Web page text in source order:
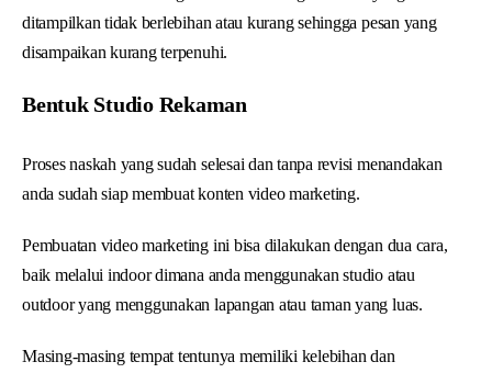
ditampilkan tidak berlebihan atau kurang sehingga pesan yang
disampaikan kurang terpenuhi.
Bentuk Studio Rekaman
Proses naskah yang sudah selesai dan tanpa revisi menandakan
anda sudah siap membuat konten video marketing.
Pembuatan video marketing ini bisa dilakukan dengan dua cara,
baik melalui indoor dimana anda menggunakan studio atau
outdoor yang menggunakan lapangan atau taman yang luas.
Masing-masing tempat tentunya memiliki kelebihan dan